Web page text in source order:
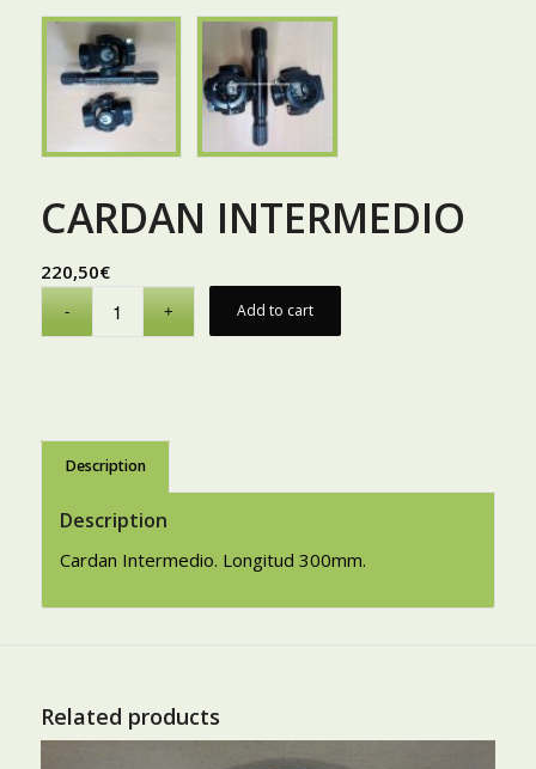
CARDAN INTERMEDIO
220,50€
Add to cart
Description
Description
Cardan Intermedio. Longitud 300mm.
Related products